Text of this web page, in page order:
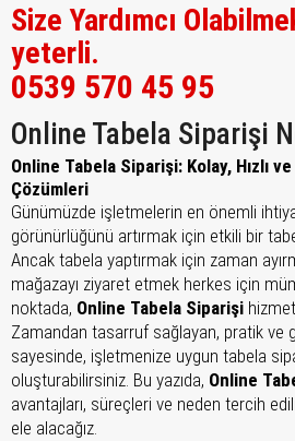
Size Yardımcı
yeterli.
0539 570 45 95
Online Tabela Siparişi
Online Tabela Siparişi: Kolay, Hızlı
Çözümleri
Günümüzde işletmelerin en önemli
görünürlüğünü artırmak için etkili bir
Ancak tabela yaptırmak için zaman
mağazayı ziyaret etmek herkes için
noktada, Online Tabela Siparişi
Zamandan tasarruf sağlayan, pratik ve
sayesinde, işletmenize uygun tabela
oluşturabilirsiniz. Bu yazıda, Online
avantajları, süreçleri ve neden tercih
ele alacağız.